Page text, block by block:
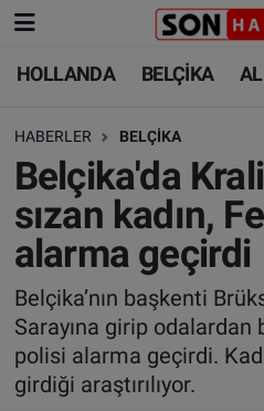
HOLLANDA BELÇİKA
HABERLER BELÇİKA
Belçika'da
sızan kadın,
alarma geçirdi
Belçika’nın başkenti
Sarayına girip odalardan
polisi alarma geçirdi.
girdiği araştırılıyor.
HOLLANDA
BELÇİKA
ALMANYA
FRANSA
AVUSTURYA
SAĞLIK - YAŞAM
HOLLANDA
BELÇİKA
ALMANYA
TÜRKİYE
DÜNYA
BİLİM-TEKNOLOJİ
Nöbetçi Eczaneler
Hava Durumu
Trafik Durumu
Süper Lig Puan Durumu
Tüm Manşetler
Son Dakika Haberleri